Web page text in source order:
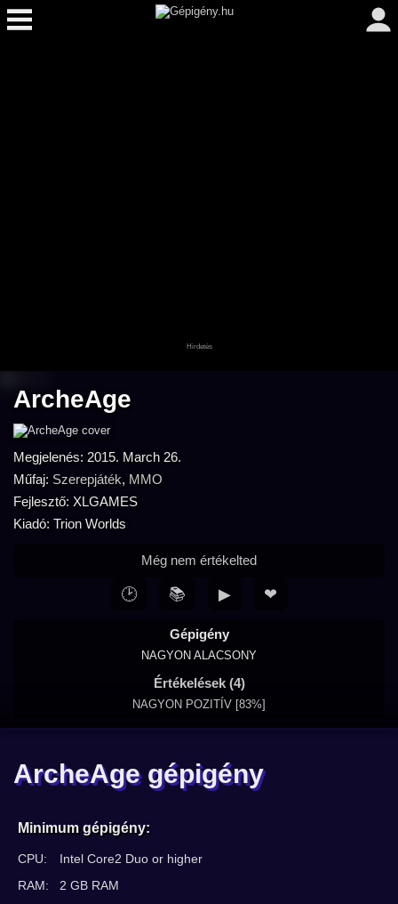
ArcheAge
Megjelenés: 2015. March 26.
Műfaj: Szerepjáték, MMO
Fejlesztő: XLGAMES
Kiadó: Trion Worlds
Gépigény
NAGYON ALACSONY
Értékelések (4)
NAGYON POZITÍV [83%]
Még nem értékelted
🕑 📚 ▶ ❤
ArcheAge gépigény
Minimum gépigény:
CPU:
Intel Core2 Duo or higher
RAM:
2 GB RAM